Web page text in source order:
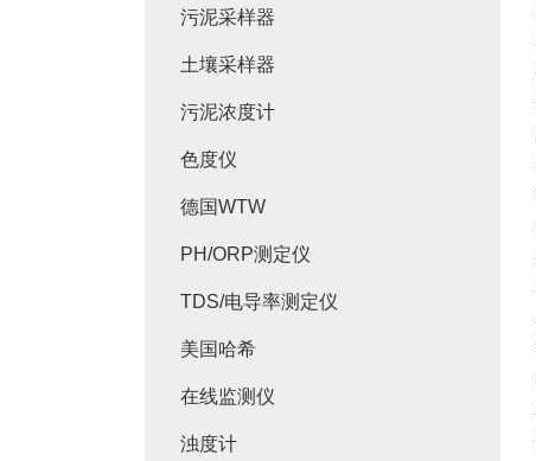
污泥采样器
土壤采样器
污泥浓度计
色度仪
德国WTW
PH/ORP测定仪
TDS/电导率测定仪
美国哈希
在线监测仪
浊度计